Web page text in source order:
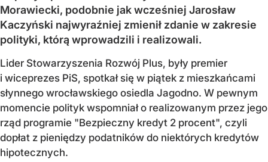
Morawiecki, podobnie jak wcześniej Jarosław
Kaczyński najwyraźniej zmienił zdanie w zakresie
polityki, którą wprowadzili i realizowali.
Lider Stowarzyszenia Rozwój Plus, były premier
i wiceprezes PiS, spotkał się w piątek z mieszkańcami
słynnego wrocławskiego osiedla Jagodno. W pewnym
momencie polityk wspomniał o realizowanym przez jego
rząd programie "Bezpieczny kredyt 2 procent", czyli
dopłat z pieniędzy podatników do niektórych kredytów
hipotecznych.